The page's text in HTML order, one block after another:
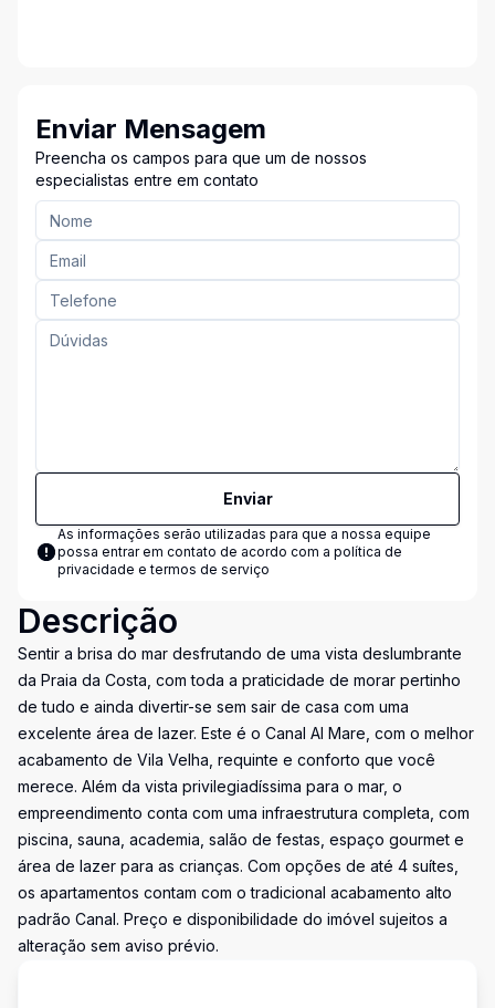
Enviar Mensagem
Preencha os campos para que um de nossos
especialistas entre em contato
Enviar
As informações serão utilizadas para que a nossa equipe
possa entrar em contato de acordo com a política de
privacidade e termos de serviço
Descrição
Sentir a brisa do mar desfrutando de uma vista deslumbrante
da Praia da Costa, com toda a praticidade de morar pertinho
de tudo e ainda divertir-se sem sair de casa com uma
excelente área de lazer. Este é o Canal Al Mare, com o melhor
acabamento de Vila Velha, requinte e conforto que você
merece. Além da vista privilegiadíssima para o mar, o
empreendimento conta com uma infraestrutura completa, com
piscina, sauna, academia, salão de festas, espaço gourmet e
área de lazer para as crianças. Com opções de até 4 suítes,
os apartamentos contam com o tradicional acabamento alto
padrão Canal. Preço e disponibilidade do imóvel sujeitos a
alteração sem aviso prévio.